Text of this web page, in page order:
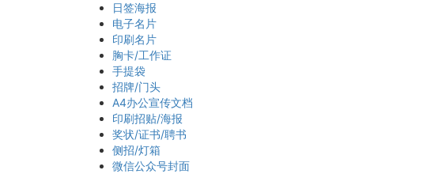
日签海报
电子名片
印刷名片
胸卡/工作证
手提袋
招牌/门头
A4办公宣传文档
印刷招贴/海报
奖状/证书/聘书
侧招/灯箱
微信公众号封面